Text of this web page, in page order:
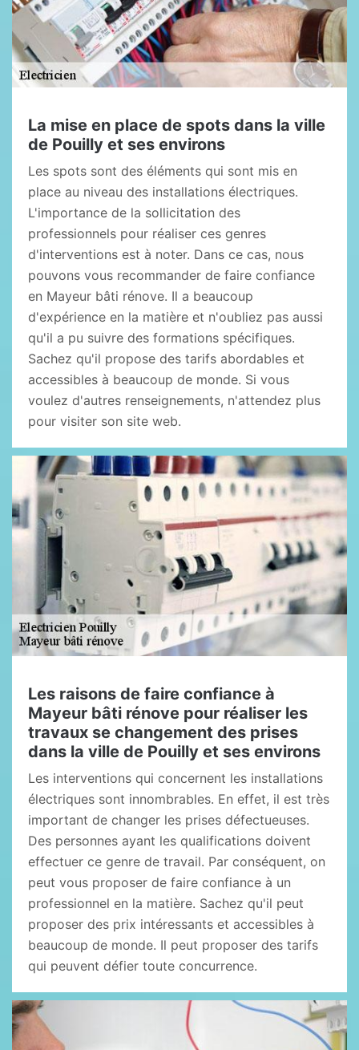
La mise en place de spots dans la ville
de Pouilly et ses environs
Les spots sont des éléments qui sont mis en
place au niveau des installations électriques.
L'importance de la sollicitation des
professionnels pour réaliser ces genres
d'interventions est à noter. Dans ce cas, nous
pouvons vous recommander de faire confiance
en Mayeur bâti rénove. Il a beaucoup
d'expérience en la matière et n'oubliez pas aussi
qu'il a pu suivre des formations spécifiques.
Sachez qu'il propose des tarifs abordables et
accessibles à beaucoup de monde. Si vous
voulez d'autres renseignements, n'attendez plus
pour visiter son site web.
Les raisons de faire confiance à
Mayeur bâti rénove pour réaliser les
travaux se changement des prises
dans la ville de Pouilly et ses environs
Les interventions qui concernent les installations
électriques sont innombrables. En effet, il est très
important de changer les prises défectueuses.
Des personnes ayant les qualifications doivent
effectuer ce genre de travail. Par conséquent, on
peut vous proposer de faire confiance à un
professionnel en la matière. Sachez qu'il peut
proposer des prix intéressants et accessibles à
beaucoup de monde. Il peut proposer des tarifs
qui peuvent défier toute concurrence.